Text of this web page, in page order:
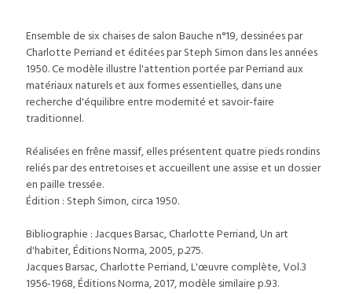
Ensemble de six chaises de salon Bauche n°19, dessinées par
Charlotte Perriand et éditées par Steph Simon dans les années
1950. Ce modèle illustre l'attention portée par Perriand aux
matériaux naturels et aux formes essentielles, dans une
recherche d'équilibre entre modernité et savoir-faire
traditionnel.
Réalisées en frêne massif, elles présentent quatre pieds rondins
reliés par des entretoises et accueillent une assise et un dossier
en paille tressée.
Édition : Steph Simon, circa 1950.
Bibliographie : Jacques Barsac, Charlotte Perriand, Un art
d'habiter, Éditions Norma, 2005, p.275.
Jacques Barsac, Charlotte Perriand, L'œuvre complète, Vol.3
1956-1968, Éditions Norma, 2017, modèle similaire p.93.